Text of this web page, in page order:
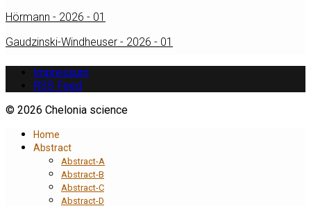
Hörmann - 2026 - 01
Gaudzinski-Windheuser - 2026 - 01
Impressum
RSS Feed
© 2026 Chelonia science
Home
Abstract
Abstract-A
Abstract-B
Abstract-C
Abstract-D